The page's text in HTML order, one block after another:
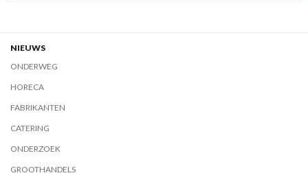
NIEUWS
ONDERWEG
HORECA
FABRIKANTEN
CATERING
ONDERZOEK
GROOTHANDELS